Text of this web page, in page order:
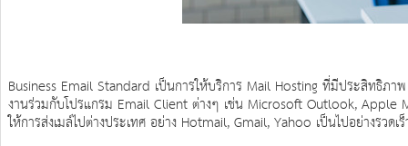
Business Email Standard เป็นการให้บริการ Mail Hosting ที่มีประสิทธิภา
งานร่วมกับโปรแกรม Email Client ต่างๆ เช่น Microsoft Outlook,
ให้การส่งเมล์ไปต่างประเทศ อย่าง Hotmail, Gmail, Yahoo เป็นไปอย่างรวดเ